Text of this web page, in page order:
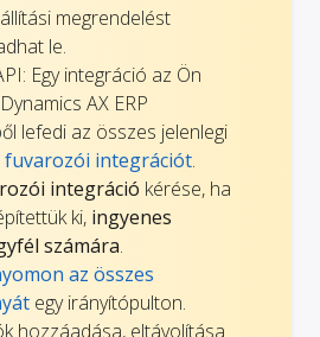
megrendelést
le.
Egy integráció az Ön
AX ERP
lefedi az összes jelenlegi
fuvarozói integrációt.
integráció kérése, ha
ki, ingyenes
számára.
az összes
egy irányítópulton.
hozzáadása, eltávolítása